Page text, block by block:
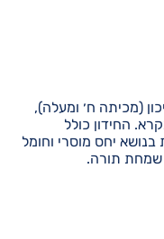
(מכיתה ח׳ ומעלה),
החידון כולל
בנושא יחס מוסרי וחומל
שמחת תורה.